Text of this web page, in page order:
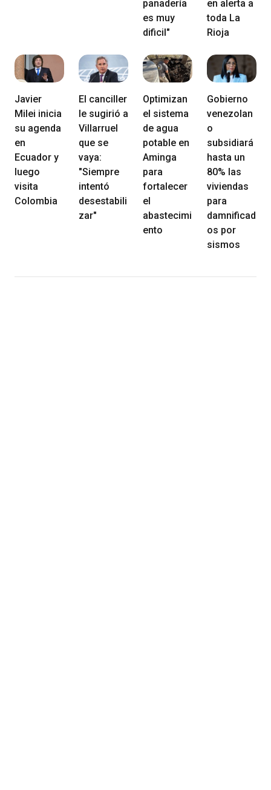
panadería
es muy
dificil"
en alerta a
toda La
Rioja
Javier
Milei inicia
su agenda
en
Ecuador y
luego
visita
Colombia
El canciller
le sugirió a
Villarruel
que se
vaya:
"Siempre
intentó
desestabili
zar"
Optimizan
el sistema
de agua
potable en
Aminga
para
fortalecer
el
abastecimi
ento
Gobierno
venezolan
o
subsidiará
hasta un
80% las
viviendas
para
damnificad
os por
sismos